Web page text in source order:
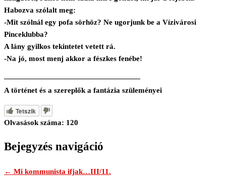
Habozva szólalt meg:
-Mit szólnál egy pofa sörhöz? Ne ugorjunk be a Vízivárosi
Pinceklubba?
A lány gyilkos tekintetet vetett rá.
-Na jó, most menj akkor a fészkes fenébe!
——————————————————
A történet és a szereplők a fantázia szüleményei
Tetszik
Olvasások száma: 120
Bejegyzés navigáció
← Mi kommunista ifjak…III/11.